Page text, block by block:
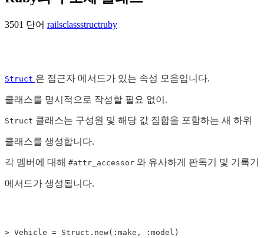
3501 단어 railsclassstructruby
Struct 은 접근자 메서드가 있는 속성 모음입니다.
클래스를 명시적으로 작성할 필요 없이.
Struct 클래스는 구성원 및 해당 값 집합을 포함하는 새 하위
클래스를 생성합니다.
각 멤버에 대해 #attr_accessor 와 유사하게 판독기 및 기록기
메서드가 생성됩니다.
> Vehicle = Struct . new( :make , :model )